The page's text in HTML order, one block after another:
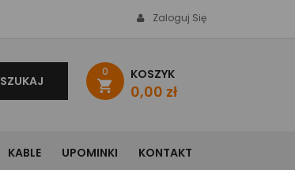
SZUKAJ
0
shopping_cart
KOSZYK
0,00 zł
Zaloguj Się
KABLE UPOMINKI KONTAKT